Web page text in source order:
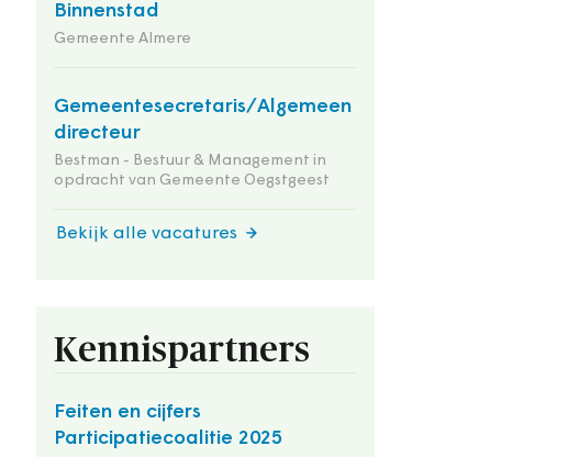
Binnenstad
Gemeente Almere
Gemeentesecretaris/Algemeen
directeur
Bestman - Bestuur & Management in
opdracht van Gemeente Oegstgeest
Bekijk alle vacatures
Kennispartners
Feiten en cijfers
Participatiecoalitie 2025